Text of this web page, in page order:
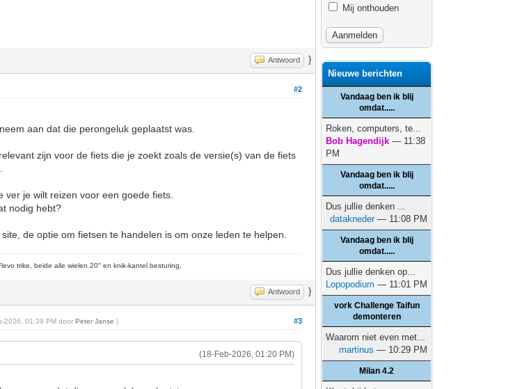
Antwoord }
#2
aan dat die perongeluk geplaatst was.
zijn voor de fiets die je zoekt zoals de versie(s) van de fiets
je wilt reizen voor een goede fiets.
nodig hebt?
de optie om fietsen te handelen is om onze leden te helpen.
trike, beide alle wielen 20" en knik-kantel besturing,
Antwoord }
#3
2026, 01:39 PM doorPeter Janse .)
(18-Feb-2026, 01:20 PM)
Mij onthouden
Nieuwe berichten
Vandaag ben ik blij
omdat.....
Roken, computers, te...
Bob Hagendijk — 11:38
PM
Vandaag ben ik blij
omdat.....
Dus jullie denken ...
datakneder— 11:08 PM
Vandaag ben ik blij
omdat.....
Dus jullie denken op...
Lopopodium — 11:01 PM
vork Challenge Taifun
demonteren
Waarom niet even met...
martinus — 10:29 PM
Milan 4.2